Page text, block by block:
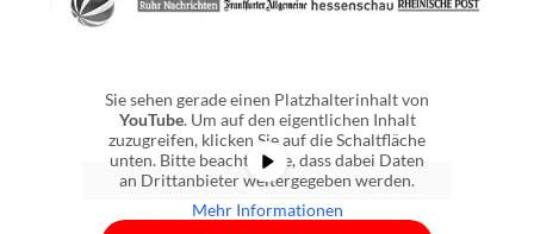
Sie sehen gerade einen Platzhalterinhalt von
YouTube. Um auf den eigentlichen Inhalt
zuzugreifen, klicken Sie auf die Schaltfläche
unten. Bitte beachten Sie, dass dabei Daten
an Drittanbieter weitergegeben werden.
Mehr Informationen